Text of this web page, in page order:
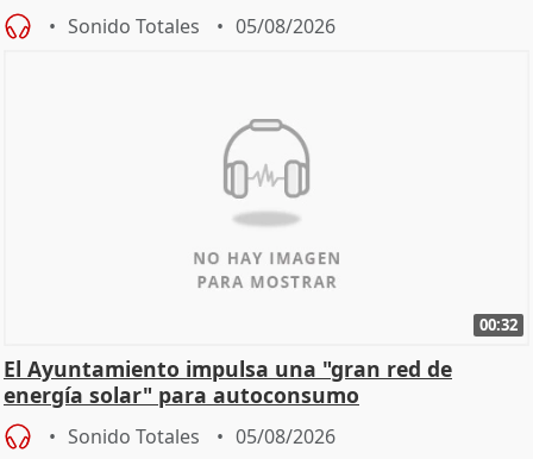
Sonido Totales 05/08/2026
00:32
El Ayuntamiento impulsa una "gran red de
energía solar" para autoconsumo
Sonido Totales 05/08/2026